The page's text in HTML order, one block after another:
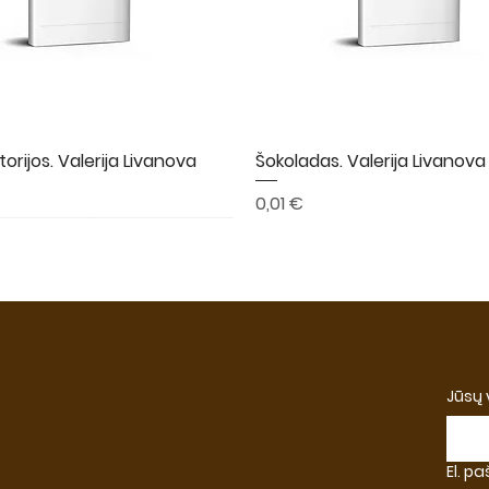
Greita peržiūra
Valerija Livanova
Greita peržiūra
Šokoladas. Valerija Livanova
Kaina
0,01 €
Jūsų
El.